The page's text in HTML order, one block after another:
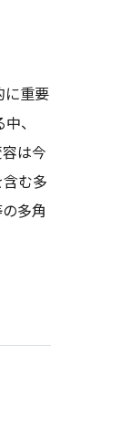
に重要
、
は今
む多
多角